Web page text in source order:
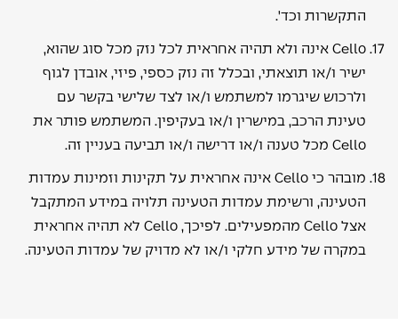
התקשרות וכד'.
Cello אינה ולא תהיה אחראית לכל נזק מכל סוג שהוא,
ישיר ו/או תוצאתי, ובכלל זה נזק כספי, פיזי, אובדן לגוף
ולרכוש שיגרמו למשתמש ו/או לצד שלישי בקשר עם
טעינת הרכב, במישרין ו/או בעקיפין. המשתמש פותר את
Cello מכל טענה ו/או דרישה ו/או תביעה בעניין זה.
מובהר כי Cello אינה אחראית על תקינות וזמינות עמדות
הטעינה, ורשימת עמדות הטעינה תלויה במידע המתקבל
אצל Cello מהמפעילים. לפיכך, Cello לא תהיה אחראית
במקרה של מידע חלקי ו/או לא מדויק של עמדות הטעינה.